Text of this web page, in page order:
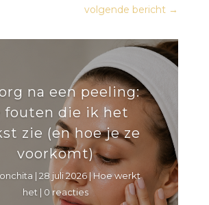
volgende bericht →
na een peeling:
fouten die ik het
zie (en hoe je ze
voorkomt)
|28 juli 2026|Hoe werkt
het| 0 reacties